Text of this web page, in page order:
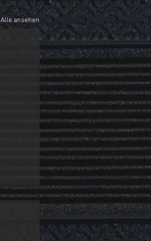
Alle ansehen